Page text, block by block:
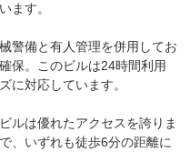
ます。
警備と有人管理を併用してお
保。このビルは24時間利用
に対応しています。
ルは優れたアクセスを誇りま
、いずれも徒歩6分の距離に